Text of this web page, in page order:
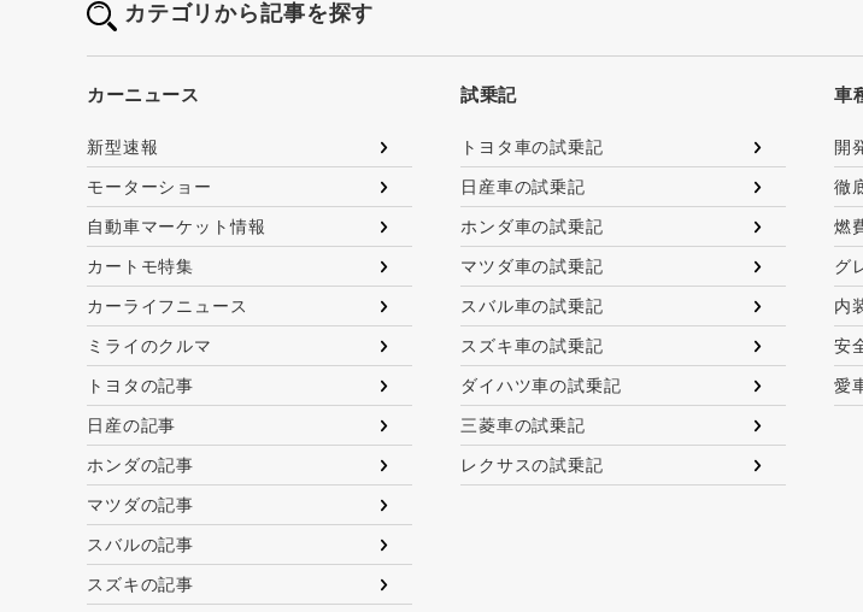
カテゴリから記事を探す
カーニュース
新型速報
モーターショー
自動車マーケット情報
カートモ特集
カーライフニュース
ミライのクルマ
トヨタの記事
日産の記事
ホンダの記事
マツダの記事
スバルの記事
スズキの記事
試乗記
トヨタ車の試乗記
日産車の試乗記
ホンダ車の試乗記
マツダ車の試乗記
スバル車の試乗記
スズキ車の試乗記
ダイハツ車の試乗記
三菱車の試乗記
レクサスの試乗記
車
開
徹
燃
グ
内
安
愛